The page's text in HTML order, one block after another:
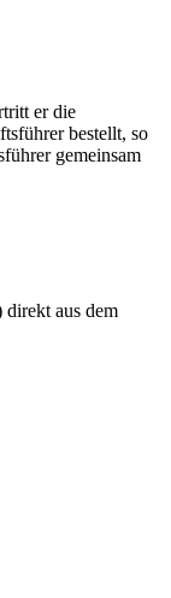
er die
bestellt, so
gemeinsam
aus dem